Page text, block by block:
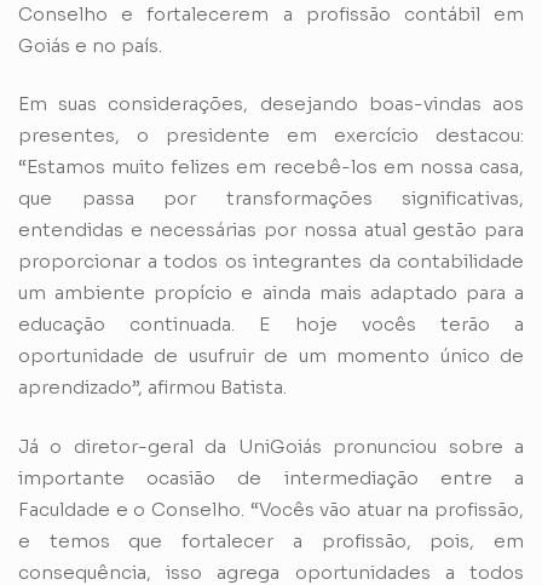
Conselho e fortalecerem a profissão contábil em
Goiás e no país.
Em suas considerações, desejando boas-vindas aos
presentes, o presidente em exercício destacou:
“Estamos muito felizes em recebê-los em nossa casa,
que passa por transformações significativas,
entendidas e necessárias por nossa atual gestão para
proporcionar a todos os integrantes da contabilidade
um ambiente propício e ainda mais adaptado para a
educação continuada. E hoje vocês terão a
oportunidade de usufruir de um momento único de
aprendizado”, afirmou Batista.
Já o diretor-geral da UniGoiás pronunciou sobre a
importante ocasião de intermediação entre a
Faculdade e o Conselho. “Vocês vão atuar na profissão,
e temos que fortalecer a profissão, pois, em
consequência, isso agrega oportunidades a todos